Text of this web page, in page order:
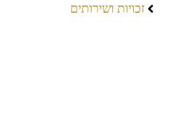
זכויות ושירותים